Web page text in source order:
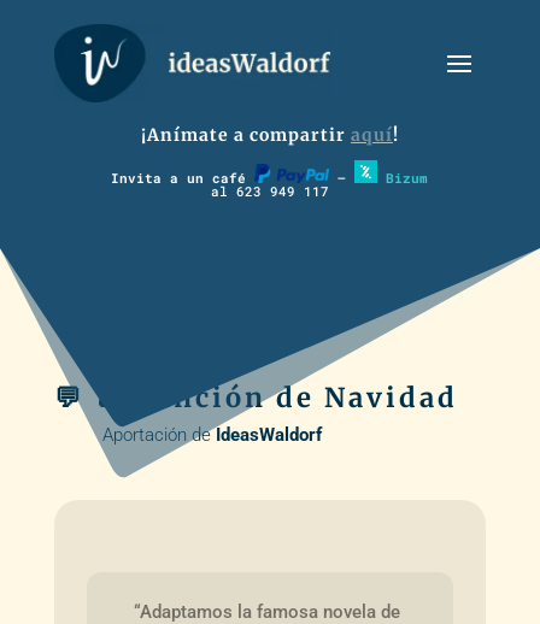
¡Anímate a compartir aquí!
Invita a un café – Bizum
al 623 949 117
💬 🎵 Canción de Navidad
Aportación deIdeasWaldorf
“Adaptamos la famosa novela de